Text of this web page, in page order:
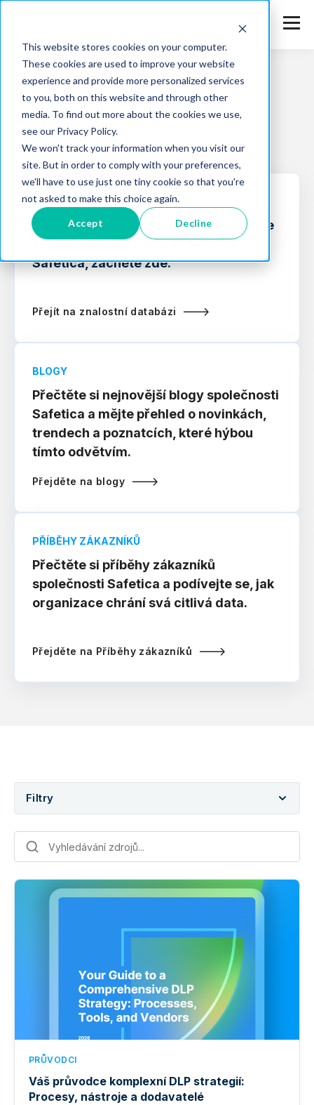
This website stores cookies on your computer.
These cookies are used to improve your website
experience and provide more personalized services
to you, both on this website and through other
media. To find out more about the cookies we use,
see our Privacy Policy.
We won't track your information when you visit our
site. But in order to comply with your preferences,
we'll have to use just one tiny cookie so that you're
not asked to make this choice again.
Accept Decline
Zdroje
ZNALOSTNÍ DATABÁZE
Termíny, definice, informace. Pokud se
chcete dozvědět více o řešeních
Safetica, začněte zde.
Přejít na znalostní databázi
BLOGY
Přečtěte si nejnovější blogy společnosti
Safetica a mějte přehled o novinkách,
trendech a poznatcích, které hýbou
tímto odvětvím.
Přejděte na blogy
PŘÍBĚHY ZÁKAZNÍKŮ
Přečtěte si příběhy zákazníků
společnosti Safetica a podívejte se, jak
organizace chrání svá citlivá data.
Přejděte na Příběhy zákazníků
Filtry
PRŮVODCI
Váš průvodce komplexní DLP strategií:
Procesy, nástroje a dodavatelé